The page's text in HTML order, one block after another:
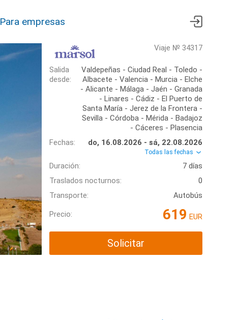
Para empresas
Viaje № 34317
Salida
desde:
Valdepeñas - Ciudad Real - Toledo -
Albacete - Valencia - Murcia - Elche
- Alicante - Málaga - Jaén - Granada
- Linares - Cádiz - El Puerto de
Santa María - Jerez de la Frontera -
Sevilla - Córdoba - Mérida - Badajoz
- Cáceres - Plasencia
Fechas:
do, 16.08.2026 - sá, 22.08.2026
Todas las fechas
Duración:
7 días
Traslados nocturnos:
0
Transporte:
Autobús
Precio: 619 EUR
Solicitar